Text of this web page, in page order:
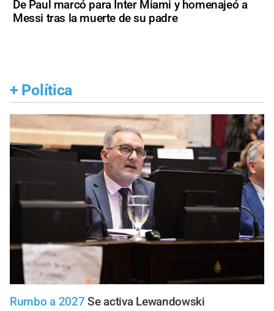
De Paul marcó para Inter Miami y homenajeó a
Messi tras la muerte de su padre
+ Política
Rumbo a 2027 Se activa Lewandowski